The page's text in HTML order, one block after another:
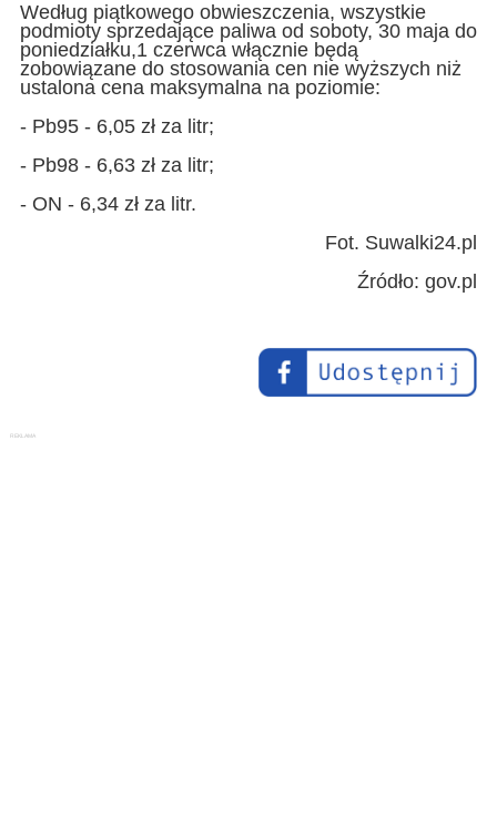
Według piątkowego obwieszczenia, wszystkie
podmioty sprzedające paliwa od soboty, 30 maja do
poniedziałku,1 czerwca włącznie będą
zobowiązane do stosowania cen nie wyższych niż
ustalona cena maksymalna na poziomie:
- Pb95 - 6,05 zł za litr;
- Pb98 - 6,63 zł za litr;
- ON - 6,34 zł za litr.
Fot. Suwalki24.pl
Źródło: gov.pl